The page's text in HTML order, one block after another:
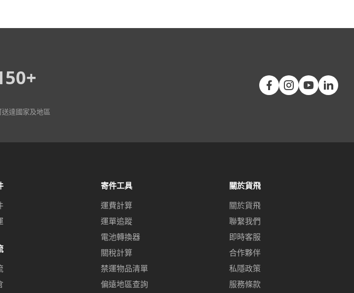
送達國家及地區
寄件工具
運費計算
運單追蹤
電池轉換器
關稅計算
禁運物品清單
偏遠地區查詢
關於貨飛
關於貨飛
聯繫我們
即時客服
合作夥伴
私隱政策
服務條款